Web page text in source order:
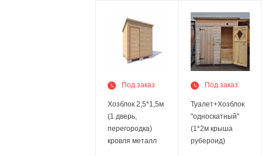
Под заказ
Хозблок 2,5*1,5м
(1 дверь,
перегородка)
кровля металл
Под заказ
Туалет+Хозблок
"односкатный"
(1*2м крыша
рубероид)